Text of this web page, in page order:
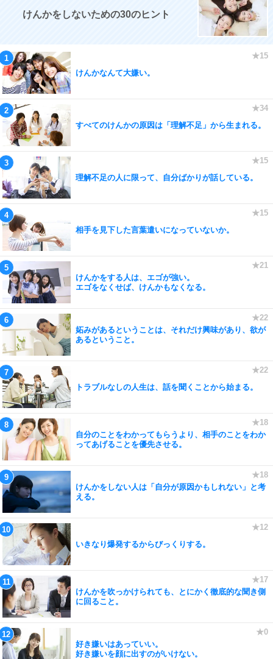
けんかをしないための30のヒント
けんかなんて大嫌い。
すべてのけんかの原因は「理解不足」から生まれる。
理解不足の人に限って、自分ばかりが話している。
相手を見下した言葉遣いになっていないか。
けんかをする人は、エゴが強い。
エゴをなくせば、けんかもなくなる。
妬みがあるということは、それだけ興味があり、欲が
あるということ。
トラブルなしの人生は、話を聞くことから始まる。
自分のことをわかってもらうより、相手のことをわか
ってあげることを優先させる。
けんかをしない人は「自分が原因かもしれない」と考
える。
いきなり爆発するからびっくりする。
けんかを吹っかけられても、とにかく徹底的な聞き側
に回ること。
好き嫌いはあっていい。
好き嫌いを顔に出すのがいけない。